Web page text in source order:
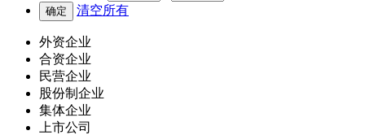
清空所有
外资企业
合资企业
民营企业
股份制企业
集体企业
上市公司